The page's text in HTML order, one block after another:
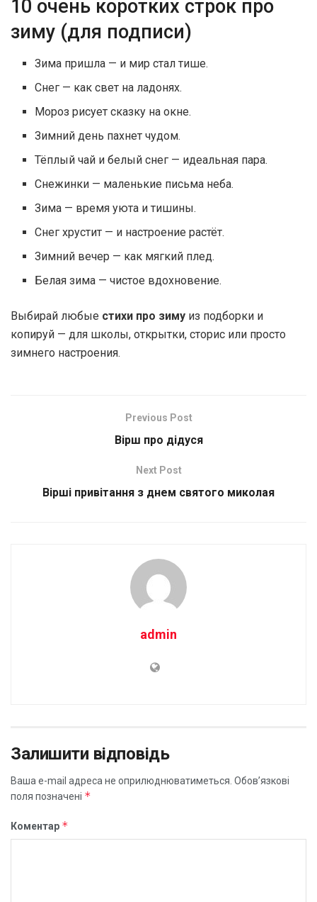
10 очень коротких строк про
зиму (для подписи)
Зима пришла — и мир стал тише.
Снег — как свет на ладонях.
Мороз рисует сказку на окне.
Зимний день пахнет чудом.
Тёплый чай и белый снег — идеальная пара.
Снежинки — маленькие письма неба.
Зима — время уюта и тишины.
Снег хрустит — и настроение растёт.
Зимний вечер — как мягкий плед.
Белая зима — чистое вдохновение.
Выбирай любые стихи про зиму из подборки и
копируй — для школы, открытки, сторис или просто
зимнего настроения.
Previous Post
Вірш про дідуся
Next Post
Вірші привітання з днем святого миколая
admin
Залишити відповідь
Ваша e-mail адреса не оприлюднюватиметься. Обов’язкові
поля позначені *
Коментар *